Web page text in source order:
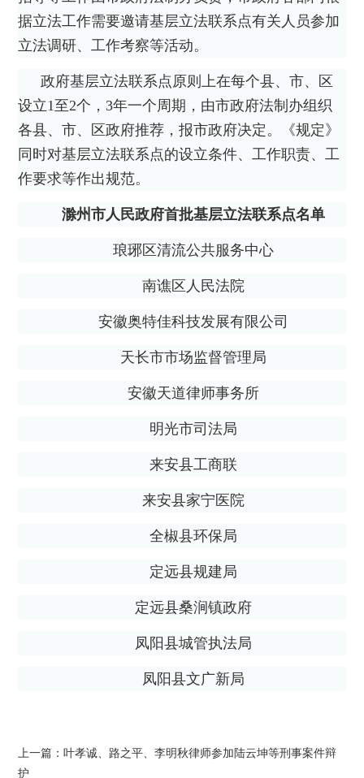
据立法工作需要邀请基层立法联系点有关人员参加
立法调研、工作考察等活动。
政府基层立法联系点原则上在每个县、市、区
设立1至2个，3年一个周期，由市政府法制办组织
各县、市、区政府推荐，报市政府决定。《规定》
同时对基层立法联系点的设立条件、工作职责、工
作要求等作出规范。
滁州市人民政府首批基层立法联系点名单
琅琊区清流公共服务中心
南谯区人民法院
安徽奥特佳科技发展有限公司
天长市市场监督管理局
安徽天道律师事务所
明光市司法局
来安县工商联
来安县家宁医院
全椒县环保局
定远县规建局
定远县桑涧镇政府
凤阳县城管执法局
凤阳县文广新局
上一篇： 叶孝诚、路之平、李明秋律师参加陆云坤等刑事案件辩
护